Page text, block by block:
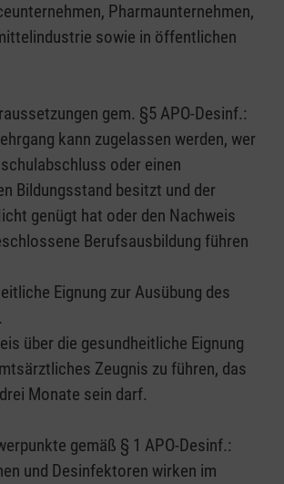
Pharmaunternehmen,
sowie in öffentlichen
gem. §5 APO-Desinf.:
kann zugelassen werden, wer
oder einen
Bildungsstand besitzt und der
genügt hat oder den Nachweis
Berufsausbildung führen
Eignung zur Ausübung des
über die gesundheitliche Eignung
Zeugnis zu führen, das
Monate sein darf.
gemäß § 1 APO-Desinf.:
und Desinfektoren wirken im